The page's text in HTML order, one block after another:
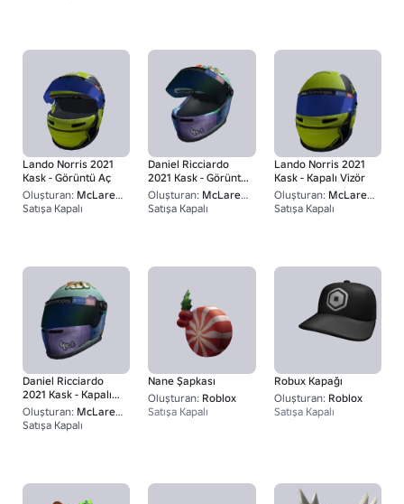
Lando Norris 2021
Kask - Görüntü Aç
Oluşturan: McLaren Racing F1
Satışa Kapalı
Daniel Ricciardo
2021 Kask - Görüntü
Aç
Oluşturan: McLaren Racing F1
Satışa Kapalı
1
Lando Norris 2021
Kask - Kapalı Vizör
Oluşturan: McLaren Racing F1
Satışa Kapalı
Daniel Ricciardo
2021 Kask - Kapalı
Vizör
Oluşturan: McLaren Racing F1
Satışa Kapalı
Nane Şapkası
Oluşturan: Roblox
Satışa Kapalı
Robux Kapağı
Oluşturan: Roblox
Satışa Kapalı